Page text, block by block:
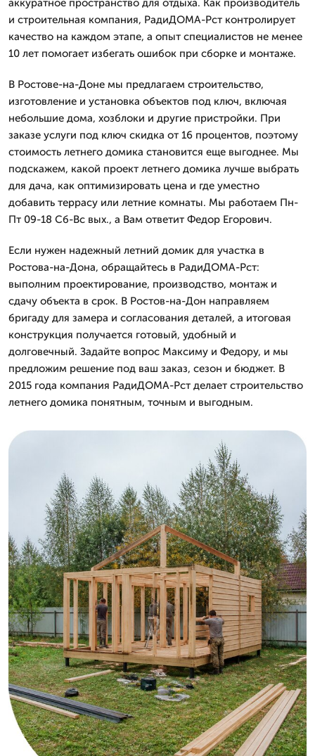
аккуратное пространство для отдыха. Как производитель
и строительная компания, РадиДОМА-Рст контролирует
качество на каждом этапе, а опыт специалистов не менее
10 лет помогает избегать ошибок при сборке и монтаже.
В Ростове-на-Доне мы предлагаем строительство,
изготовление и установка объектов под ключ, включая
небольшие дома, хозблоки и другие пристройки. При
заказе услуги под ключ скидка от 16 процентов, поэтому
стоимость летнего домика становится еще выгоднее. Мы
подскажем, какой проект летнего домика лучше выбрать
для дача, как оптимизировать цена и где уместно
добавить террасу или летние комнаты. Мы работаем Пн-
Пт 09-18 Сб-Вс вых., а Вам ответит Федор Егорович.
Если нужен надежный летний домик для участка в
Ростова-на-Дона, обращайтесь в РадиДОМА-Рст:
выполним проектирование, производство, монтаж и
сдачу объекта в срок. В Ростов-на-Дон направляем
бригаду для замера и согласования деталей, а итоговая
конструкция получается готовый, удобный и
долговечный. Задайте вопрос Максиму и Федору, и мы
предложим решение под ваш заказ, сезон и бюджет. В
2015 года компания РадиДОМА-Рст делает строительство
летнего домика понятным, точным и выгодным.